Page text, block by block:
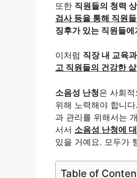
또한 직원들의 청력
검사 등을 통해 직원
징후가 있는 직원들
이처럼 직장 내 교육
고 직원들의 건강한
소음성 난청은 사회
위해 노력해야 합니다.
과 관리를 위해서는
서서 소음성 난청에
있을 거예요. 모두가
Table of